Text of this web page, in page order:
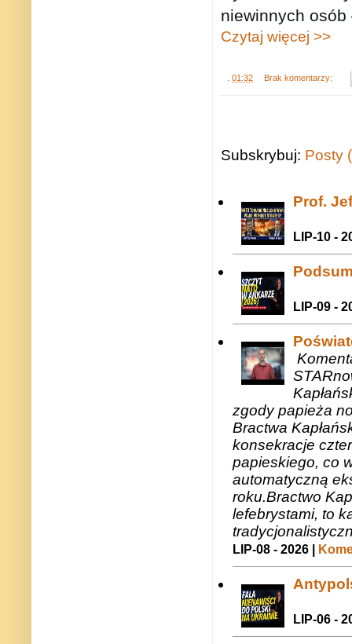
niewinnych osób
Czytaj więcej >>
01:32 Brak komentarzy:
Subskrybuj: Posty
Prof.
LIP-10 -
LIP-09 -
zgody papieża
Bractwa
konsekracje
papieskiego, co
automatyczną
roku.Bractwo
lefebrystami, to
LIP-08 - 2026 |
LIP-06 -